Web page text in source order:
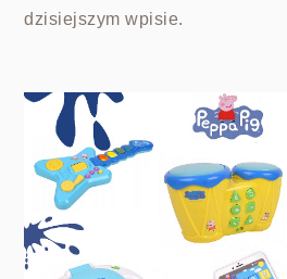
dzisiejszym wpisie.